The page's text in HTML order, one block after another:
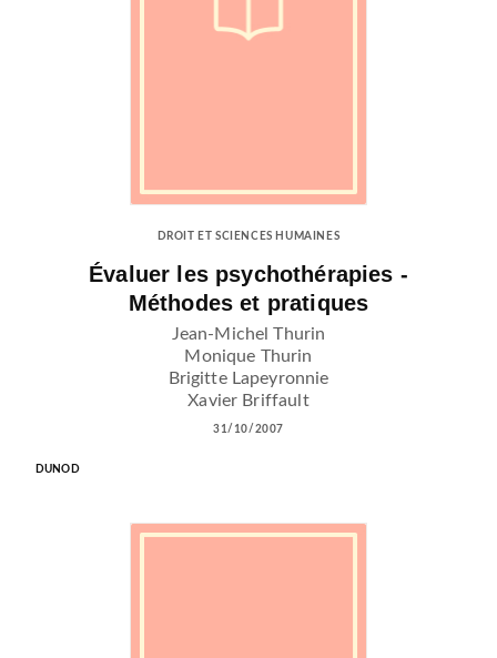
DROIT ET SCIENCES HUMAINES
Évaluer les psychothérapies -
Méthodes et pratiques
Jean-Michel Thurin
Monique Thurin
Brigitte Lapeyronnie
Xavier Briffault
31/10/2007
DUNOD